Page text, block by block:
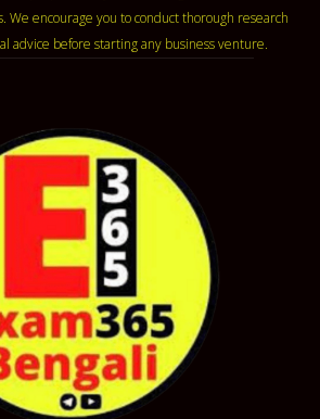
We encourage you to conduct thorough research
advice before starting any business venture.